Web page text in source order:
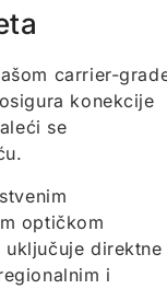
carrier-
konekcije
se
optičkom
direktne
i